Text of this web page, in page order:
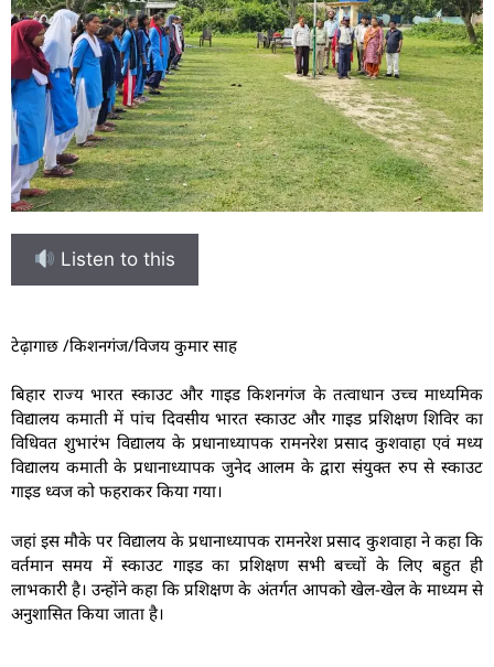
Listen to this
टेढ़ागाछ /किशनगंज/विजय कुमार साह
बिहार राज्य भारत स्काउट और गाइड किशनगंज के तत्वाधान उच्च माध्यमिक
विद्यालय कमाती में पांच दिवसीय भारत स्काउट और गाइड प्रशिक्षण शिविर का
विधिवत शुभारंभ विद्यालय के प्रधानाध्यापक रामनरेश प्रसाद कुशवाहा एवं मध्य
विद्यालय कमाती के प्रधानाध्यापक जुनेद आलम के द्वारा संयुक्त रुप से स्काउट
गाइड ध्वज को फहराकर किया गया।
जहां इस मौके पर विद्यालय के प्रधानाध्यापक रामनरेश प्रसाद कुशवाहा ने कहा कि
वर्तमान समय में स्काउट गाइड का प्रशिक्षण सभी बच्चों के लिए बहुत ही
लाभकारी है। उन्होंने कहा कि प्रशिक्षण के अंतर्गत आपको खेल-खेल के माध्यम से
अनुशासित किया जाता है।